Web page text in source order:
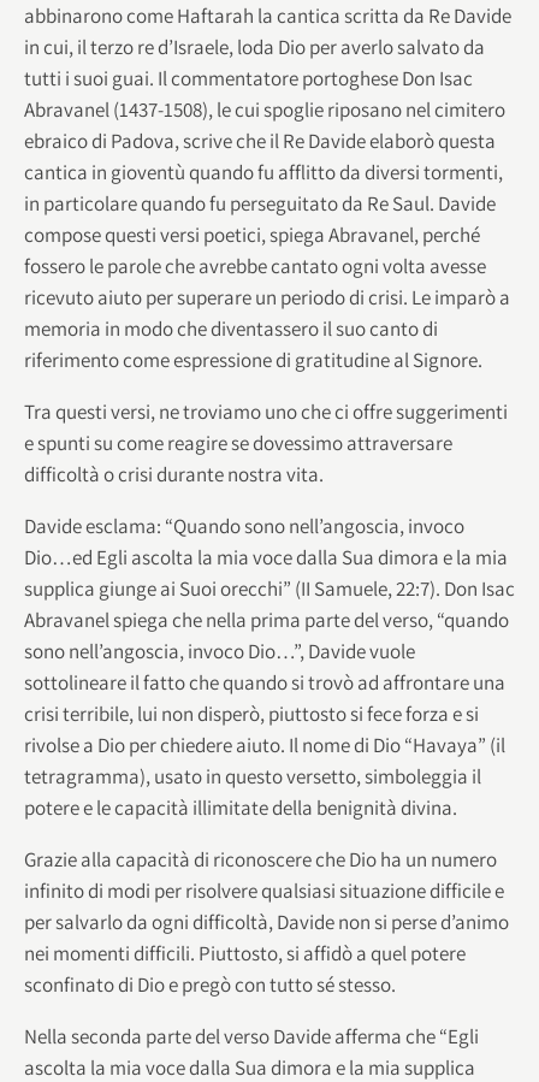
abbinarono come Haftarah la cantica scritta da Re Davide
in cui, il terzo re d’Israele, loda Dio per averlo salvato da
tutti i suoi guai. Il commentatore portoghese Don Isac
Abravanel (1437-1508), le cui spoglie riposano nel cimitero
ebraico di Padova, scrive che il Re Davide elaborò questa
cantica in gioventù quando fu afflitto da diversi tormenti,
in particolare quando fu perseguitato da Re Saul. Davide
compose questi versi poetici, spiega Abravanel, perché
fossero le parole che avrebbe cantato ogni volta avesse
ricevuto aiuto per superare un periodo di crisi. Le imparò a
memoria in modo che diventassero il suo canto di
riferimento come espressione di gratitudine al Signore.
Tra questi versi, ne troviamo uno che ci offre suggerimenti
e spunti su come reagire se dovessimo attraversare
difficoltà o crisi durante nostra vita.
Davide esclama: “Quando sono nell’angoscia, invoco
Dio…ed Egli ascolta la mia voce dalla Sua dimora e la mia
supplica giunge ai Suoi orecchi” (II Samuele, 22:7). Don Isac
Abravanel spiega che nella prima parte del verso, “quando
sono nell’angoscia, invoco Dio…”, Davide vuole
sottolineare il fatto che quando si trovò ad affrontare una
crisi terribile, lui non disperò, piuttosto si fece forza e si
rivolse a Dio per chiedere aiuto. Il nome di Dio “Havaya” (il
tetragramma), usato in questo versetto, simboleggia il
potere e le capacità illimitate della benignità divina.
Grazie alla capacità di riconoscere che Dio ha un numero
infinito di modi per risolvere qualsiasi situazione difficile e
per salvarlo da ogni difficoltà, Davide non si perse d’animo
nei momenti difficili. Piuttosto, si affidò a quel potere
sconfinato di Dio e pregò con tutto sé stesso.
Nella seconda parte del verso Davide afferma che “Egli
ascolta la mia voce dalla Sua dimora e la mia supplica